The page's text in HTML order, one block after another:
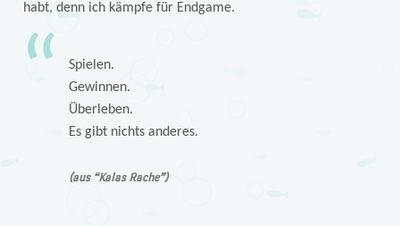
habt, denn ich kämpfe für Endgame.
Spielen.
Gewinnen.
Überleben.
Es gibt nichts anderes.
(aus “Kalas Rache”)